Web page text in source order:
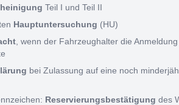
Teil I und Teil II
Hauptuntersuchung (HU)
, wenn der Fahrzeughalter die
bei Zulassung auf eine noch
Reservierungsbestätigung des